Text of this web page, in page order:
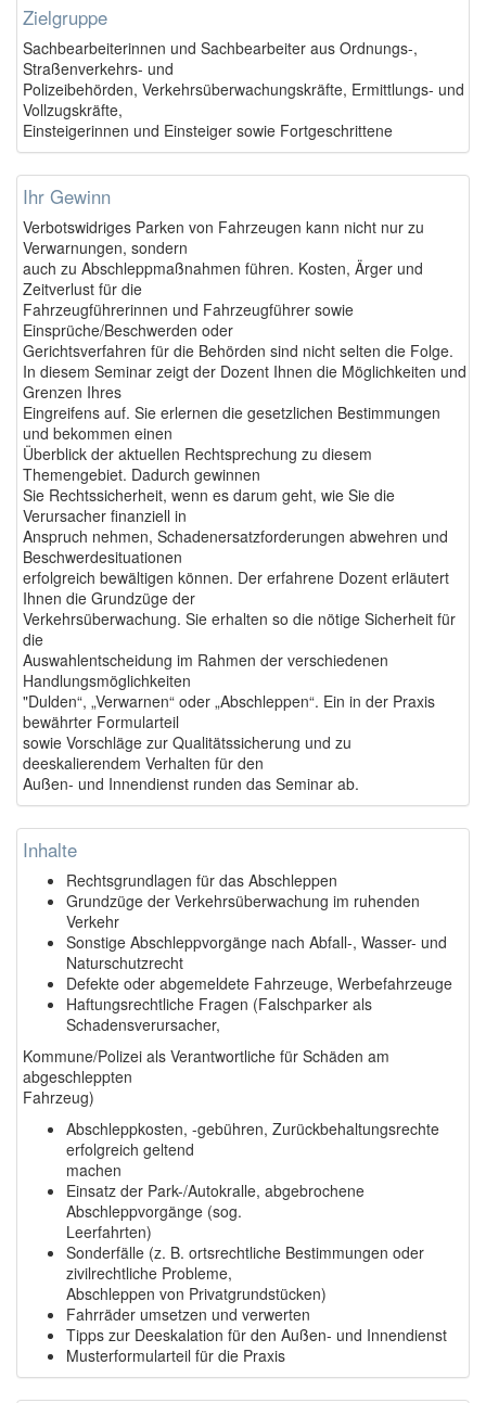
Zielgruppe
Sachbearbeiterinnen und Sachbearbeiter aus Ordnungs-,
Straßenverkehrs- und
Polizeibehörden, Verkehrsüberwachungskräfte, Ermittlungs- und
Vollzugskräfte,
Einsteigerinnen und Einsteiger sowie Fortgeschrittene
Ihr Gewinn
Verbotswidriges Parken von Fahrzeugen kann nicht nur zu
Verwarnungen, sondern
auch zu Abschleppmaßnahmen führen. Kosten, Ärger und
Zeitverlust für die
Fahrzeugführerinnen und Fahrzeugführer sowie
Einsprüche/Beschwerden oder
Gerichtsverfahren für die Behörden sind nicht selten die Folge.
In diesem Seminar zeigt der Dozent Ihnen die Möglichkeiten und
Grenzen Ihres
Eingreifens auf. Sie erlernen die gesetzlichen Bestimmungen
und bekommen einen
Überblick der aktuellen Rechtsprechung zu diesem
Themengebiet. Dadurch gewinnen
Sie Rechtssicherheit, wenn es darum geht, wie Sie die
Verursacher finanziell in
Anspruch nehmen, Schadenersatzforderungen abwehren und
Beschwerdesituationen
erfolgreich bewältigen können. Der erfahrene Dozent erläutert
Ihnen die Grundzüge der
Verkehrsüberwachung. Sie erhalten so die nötige Sicherheit für
die
Auswahlentscheidung im Rahmen der verschiedenen
Handlungsmöglichkeiten
"Dulden“, „Verwarnen“ oder „Abschleppen“. Ein in der Praxis
bewährter Formularteil
sowie Vorschläge zur Qualitätssicherung und zu
deeskalierendem Verhalten für den
Außen- und Innendienst runden das Seminar ab.
Inhalte
Rechtsgrundlagen für das Abschleppen
Grundzüge der Verkehrsüberwachung im ruhenden
Verkehr
Sonstige Abschleppvorgänge nach Abfall-, Wasser- und
Naturschutzrecht
Defekte oder abgemeldete Fahrzeuge, Werbefahrzeuge
Haftungsrechtliche Fragen (Falschparker als
Schadensverursacher,
Kommune/Polizei als Verantwortliche für Schäden am
abgeschleppten
Fahrzeug)
Abschleppkosten, -gebühren, Zurückbehaltungsrechte
erfolgreich geltend
machen
Einsatz der Park-/Autokralle, abgebrochene
Abschleppvorgänge (sog.
Leerfahrten)
Sonderfälle (z. B. ortsrechtliche Bestimmungen oder
zivilrechtliche Probleme,
Abschleppen von Privatgrundstücken)
Fahrräder umsetzen und verwerten
Tipps zur Deeskalation für den Außen- und Innendienst
Musterformularteil für die Praxis